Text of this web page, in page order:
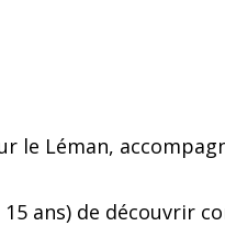
Léman,
ans) de découvrir